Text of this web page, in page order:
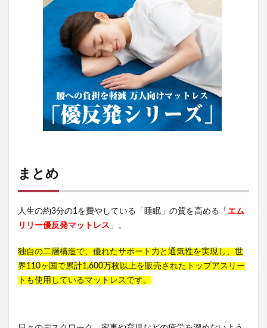
まとめ
人生の約3分の1を費やしている「睡眠」の質を高める「 エム
リリー優反発マットレス 」。
独自の二層構造で、優れたサポート力と通気性を実現し、世
界110ヶ国で累計1,600万枚以上を販売されたトップアスリー
トも使用しているマットレスです。